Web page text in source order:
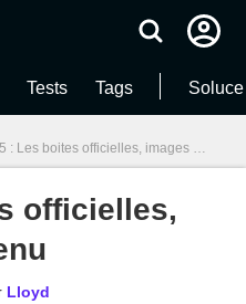
Tests Tags
: Les boites officielles, images et contenu
officielles,
Lloyd